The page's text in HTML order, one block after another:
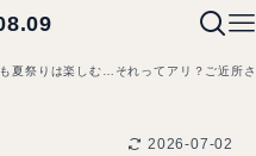
夏祭りは楽しむ…それってアリ？ご近所
2026-07-02